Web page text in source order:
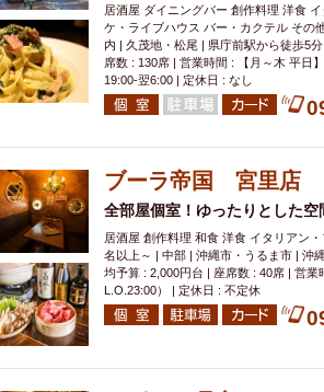
居酒屋 ダイニングバー 創作料理 洋食
ケ・ライブハウス バー・カクテル その
内 | 久茂地・松尾 | 県庁前駅から徒歩5
席数 : 130席 | 営業時間 : 【月～木 平日
19:00-翌6:00 | 定休日 : なし
ブーラ帝国 宮里店
全部屋個室！ゆったりとした空
居酒屋 創作料理 和食 洋食 イタリアン
名以上～ | 中部 | 沖縄市・うるま市 | 沖
均予算 : 2,000円台 | 座席数 : 40席 | 営業
L.O.23:00） | 定休日 : 不定休